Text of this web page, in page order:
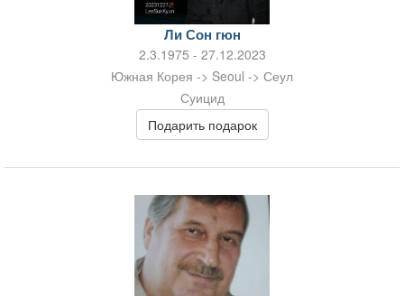
Ли Сон гюн
2.3.1975 - 27.12.2023
Южная Корея -> Seoul -> Сеул
Суицид
Подарить подарок